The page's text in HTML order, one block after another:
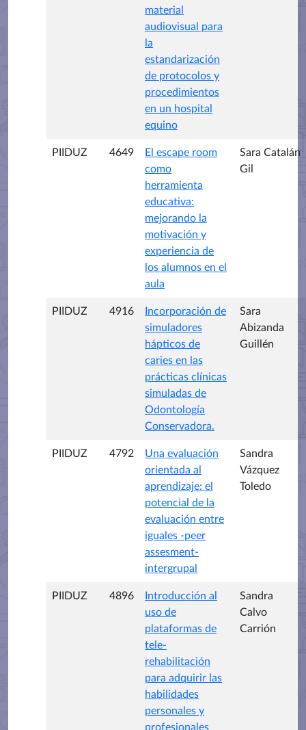
material
audiovisual para
la
estandarización
de protocolos y
procedimientos
en un hospital
equino
PIIDUZ 4649
El escape room
como
herramienta
educativa:
mejorando la
motivación y
experiencia de
los alumnos en el
aula
Sara Catalán
Gil
PIIDUZ 4916
Incorporación de
simuladores
hápticos de
caries en las
prácticas clínicas
simuladas de
Odontología
Conservadora.
Sara
Abizanda
Guillén
PIIDUZ 4792
Una evaluación
orientada al
aprendizaje: el
potencial de la
evaluación entre
iguales -peer
assesment-
intergrupal
Sandra
Vázquez
Toledo
PIIDUZ 4896
Introducción al
uso de
plataformas de
tele-
rehabilitación
para adquirir las
habilidades
personales y
profesionales
Sandra
Calvo
Carrión